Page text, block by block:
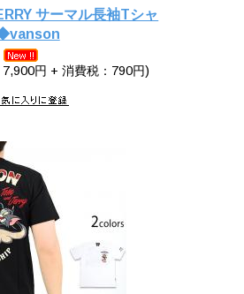
サーマル長袖Tシャ
円 + 消費税：790円)